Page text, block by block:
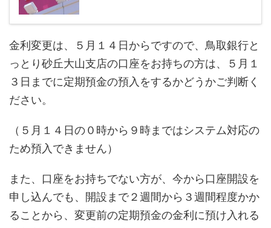
金利変更は、５月１４日からですので、鳥取銀行と
っとり砂丘大山支店の口座をお持ちの方は、５月１
３日までに定期預金の預入をするかどうかご判断く
ださい。
（５月１４日の０時から９時まではシステム対応の
ため預入できません）
また、口座をお持ちでない方が、今から口座開設を
申し込んでも、開設まで２週間から３週間程度かか
ることから、変更前の定期預金の金利に預け入れる